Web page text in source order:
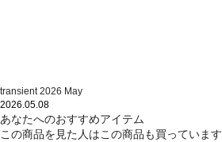
transient 2026 May
2026.05.08
あなたへのおすすめアイテム
この商品を見た人はこの商品も買っています